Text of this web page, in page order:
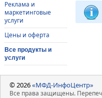
Реклама и
маркетинговые
услуги
Цены и оферта
Все продукты и
услуги
© 2026«МФД-ИнфоЦентр»
Все права защищены.